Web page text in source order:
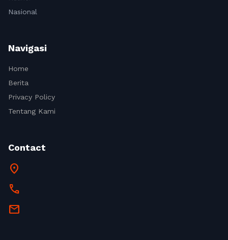
Nasional
Navigasi
Home
Berita
Privacy Policy
Tentang Kami
Contact
location_on
call
mail